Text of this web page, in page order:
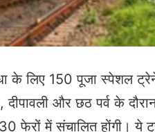
के लिए 150 पूजा स्पेशल
और छठ पर्व के
फेरों में संचालित होंगी। ये